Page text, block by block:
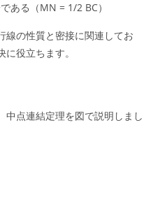
ある（MN = 1/2 BC）
線の性質と密接に関連してお
役立ちます。
中点連結定理を図で説明しまし